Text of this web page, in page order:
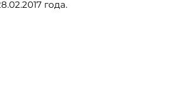
года.